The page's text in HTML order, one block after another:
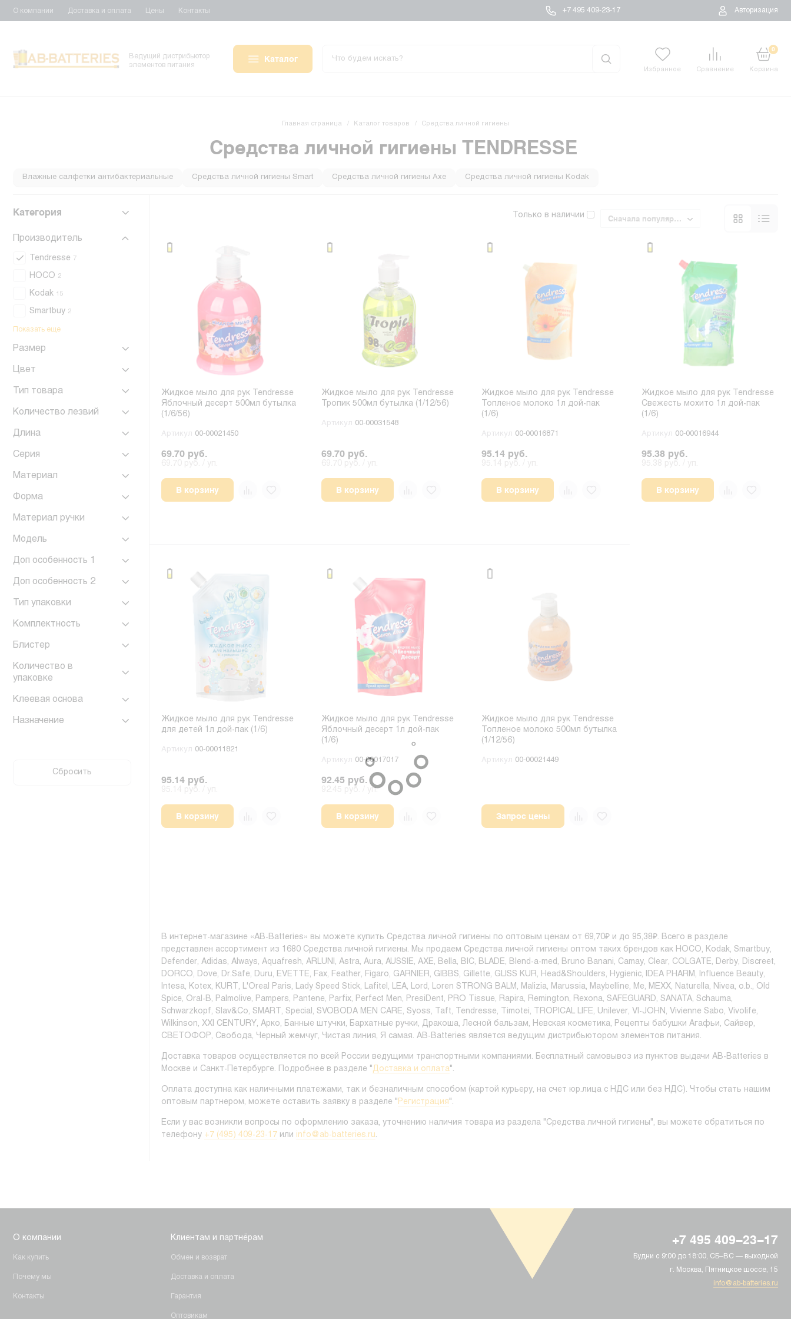
О компании Доставка и оплата Цены Контакты +7 495 409-23-17 Авторизация
Ведущий дистрибьютор
элементов питания
Каталог
Избранное Сравнение Корзина
0
Главная страница Каталог товаров Средства личной гигиены
Средства личной гигиены TENDRESSE
Влажные салфетки антибактериальные Средства личной гигиены Smart Средства личной гигиены Axe Средства личной гигиены Kodak
Категория
Производитель
Tendresse 7
HOCO 2
Kodak 15
Smartbuy 2
Показать еще
Размер
Цвет
Тип товара
Количество лезвий
Длина
Серия
Материал
Форма
Материал ручки
Модель
Доп особенность 1
Доп особенность 2
Тип упаковки
Комплектность
Блистер
Количество в
упаковке
Клеевая основа
Назначение
Сбросить
Только в наличии Сначала популярные
Жидкое мыло для рук Tendresse
Яблочный десерт 500мл бутылка
(1/6/56)
Артикул 00-00021450
69.70 руб.
В корзину
Жидкое мыло для рук Tendresse
Тропик 500мл бутылка (1/12/56)
Артикул 00-00031548
69.70 руб.
В корзину
Жидкое мыло для рук Tendresse
Топленое молоко 1л дой-пак
(1/6)
Артикул 00-00016871
95.14 руб.
В корзину
Жидкое мыло для рук Tendresse
Свежесть мохито 1л дой-пак
(1/6)
Артикул 00-00016944
95.38 руб.
В корзину
Жидкое мыло для рук Tendresse
для детей 1л дой-пак (1/6)
Артикул 00-00011821
95.14 руб.
В корзину
Жидкое мыло для рук Tendresse
Яблочный десерт 1л дой-пак
(1/6)
Артикул 00-00017017
92.45 руб.
92.45 руб. / уп.
В корзину
Жидкое мыло для рук Tendresse
Топленое молоко 500мл бутылка
(1/12/56)
Артикул 00-00021449
Запрос цены
В интернет-магазине «AB-Batteries» вы можете купить Средства личной гигиены по оптовым ценам от 69,70₽ и до 95,38₽. Всего в разделе
представлен ассортимент из 1680 Средства личной гигиены. Мы продаем Средства личной гигиены оптом таких брендов как HOCO, Kodak, Smartbuy,
Defender, Adidas, Always, Aquafresh, ARLUNI, Astra, Aura, AUSSIE, AXE, Bella, BIC, BLADE, Blend-a-med, Bruno Banani, Camay, Clear, COLGATE, Derby, Discreet,
DORCO, Dove, Dr.Safe, Duru, EVETTE, Fax, Feather, Figaro, GARNIER, GIBBS, Gillette, GLISS KUR, Head&Shoulders, Hygienic, IDEA PHARM, Influence Beauty,
Intesa, Kotex, KURT, L'Oreal Paris, Lady Speed Stick, Lafitel, LEA, Lord, Loren STRONG BALM, Malizia, Marussia, Maybelline, Me, MEXX, Naturella, Nivea, o.b., Old
Spice, Oral-B, Palmolive, Pampers, Pantene, Parfix, Perfect Men, PresiDent, PRO Tissue, Rapira, Remington, Rexona, SAFEGUARD, SANATA, Schauma,
Schwarzkopf, Slav&Co, SMART, Special, SVOBODA MEN CARE, Syoss, Taft, Tendresse, Timotei, TROPICAL LIFE, Unilever, VI-JOHN, Vivienne Sabo, Vivolife,
Wilkinson, XXI CENTURY, Арко, Банные штучки, Бархатные ручки, Дракоша, Лесной бальзам, Невская косметика, Рецепты бабушки Агафьи, Сайвер,
СВЕТОФОР, Свобода, Черный жемчуг, Чистая линия, Я самая. AB-Batteries является ведущим дистрибьютором элементов питания.
Доставка товаров осуществляется по всей России ведущими транспортными компаниями. Бесплатный самовывоз из пунктов выдачи AB-Batteries в
Москве и Санкт-Петербурге. Подробнее в разделе "Доставка и оплата".
Оплата доступна как наличными платежами, так и безналичным способом (картой курьеру, на счет юр.лица с НДС или без НДС). Чтобы стать нашим
оптовым партнером, можете оставить заявку в разделе " Регистрация".
Если у вас возникли вопросы по оформлению заказа, уточнению наличия товара из раздела "Средства личной гигиены", вы можете обратиться по
телефону +7 (495) 409-23-17 или info@ab-batteries.ru.
О компании
Как купить
Почему мы
Контакты
Клиентам и партнёрам
Обмен и возврат
Доставка и оплата
Гарантия
Оптовикам
+7 495 409-23-17
Будни с 9:00 до 18:00, СБ–ВС — выходной
г. Москва, Пятницкое шоссе, 15
info@ab-batteries.ru